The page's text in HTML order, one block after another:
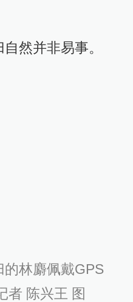
然并非易事。
林麝佩戴GPS
者 陈兴王 图